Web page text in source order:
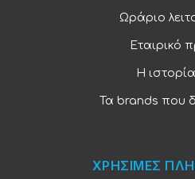
Ωράριο
Εταιρικό
Η
Τα brands που
ΧΡΗΣΙΜΕΣ